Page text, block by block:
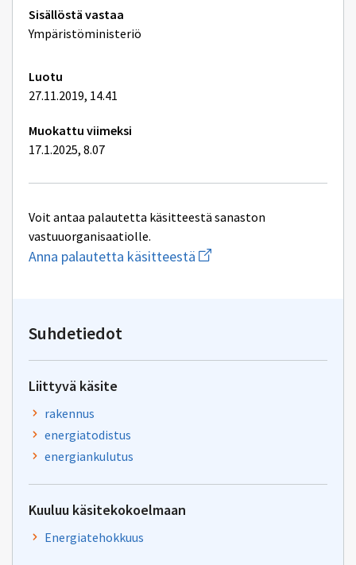
Tekniset
lisätiedot
Sisällöstä vastaa
Ympäristöministeriö
Luotu
27.11.2019, 14.41
Muokattu viimeksi
17.1.2025, 8.07
Voit antaa palautetta käsitteestä sanaston
vastuuorganisaatiolle.
Anna palautetta käsitteestä Aloita
uuden
Suhdetiedot
Liittyvä käsite
rakennus
energiatodistus
energiankulutus
Kuuluu käsitekokoelmaan
Energiatehokkuus